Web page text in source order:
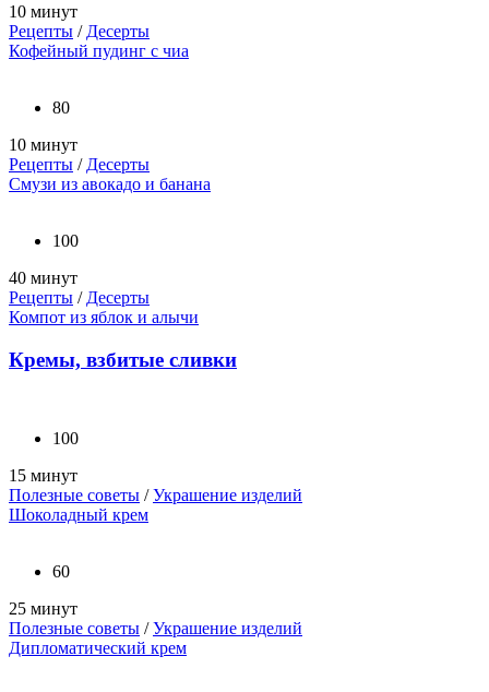
10 минут
Рецепты / Десерты
Кофейный пудинг с чиа
80
10 минут
Рецепты / Десерты
Смузи из авокадо и банана
100
40 минут
Рецепты / Десерты
Компот из яблок и алычи
Кремы, взбитые сливки
100
15 минут
Полезные советы /Украшение изделий
Шоколадный крем
60
25 минут
Полезные советы /Украшение изделий
Дипломатический крем